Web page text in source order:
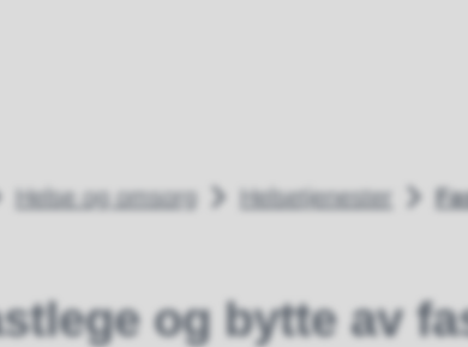
Helse og omsorg Helsetjenester
og bytte av